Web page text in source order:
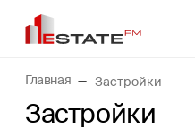
Главная Застройки
Застройки